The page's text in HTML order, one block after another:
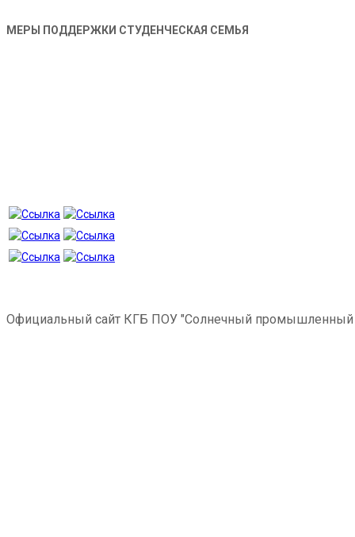
МЕРЫ ПОДДЕРЖКИ СТУДЕНЧЕСКАЯ СЕМЬЯ
Официальный сайт КГБ ПОУ "Солнечный промышленный